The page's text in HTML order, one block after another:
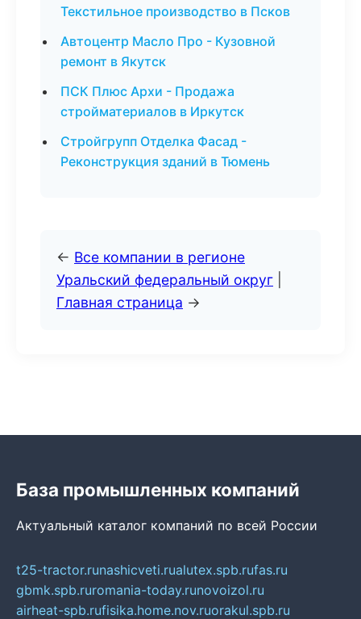
Текстильное производство в Псков
Автоцентр Масло Про - Кузовной
ремонт в Якутск
ПСК Плюс Архи - Продажа
стройматериалов в Иркутск
Стройгрупп Отделка Фасад -
Реконструкция зданий в Тюмень
← Все компании в регионе
Уральский федеральный округ
Главная страница →
База промышленных компаний
Актуальный каталог компаний по всей России
t25-tractor.runashicveti.rualutex.spb.rufas.ru
gbmk.spb.ruromania-today.runovoizol.ru
airheat-spb.rufisika.home.nov.ruorakul.spb.ru